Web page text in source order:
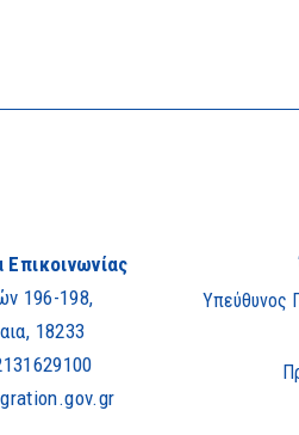
Επικοινωνίας
196-198,
18233
Υπεύθυνος